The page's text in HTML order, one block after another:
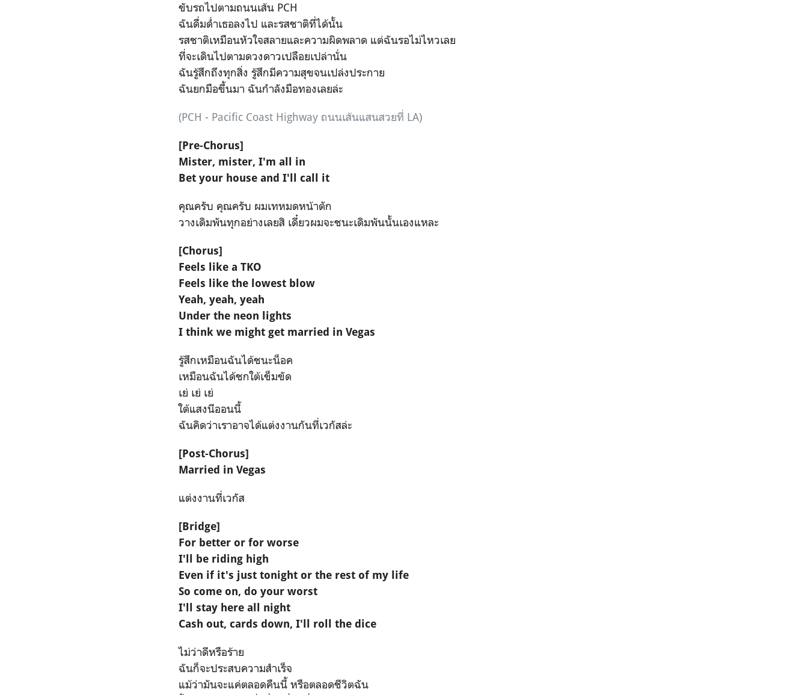
ขับรถไปตามถนนเส้น PCH
ฉันดื่มด่ำเธอลงไป และรสชาติที่ได้นั้น
รสชาติเหมือนหัวใจสลายและความผิดพลาด แต่ฉันรอไม่ไหวเลย
ที่จะเดินไปตามดวงดาวเปลือยเปล่านั่น
ฉันรู้สึกถึงทุกสิ่ง รู้สึกมีความสุขจนเปล่งประกาย
ฉันยกมือขึ้นมา ฉันกำลังมือทองเลยล่ะ
(PCH - Pacific Coast Highway ถนนเส้นแสนสวยที่ LA)
[Pre-Chorus]
Mister, mister, I'm all in
Bet your house and I'll call it
คุณครับ คุณครับ ผมเทหมดหน้าตัก
วางเดิมพันทุกอย่างเลยสิ เดี๋ยวผมจะชนะเดิมพันนั้นเองแหละ
[Chorus]
Feels like a TKO
Feels like the lowest blow
Yeah, yeah, yeah
Under the neon lights
I think we might get married in Vegas
รู้สึกเหมือนฉันได้ชนะน็อค
เหมือนฉันได้ชกใต้เข็มขัด
เย่ เย่ เย่
ใต้แสงนีออนนี้
ฉันคิดว่าเราอาจได้แต่งงานกันที่เวกัสล่ะ
[Post-Chorus]
Married in Vegas
แต่งงานที่เวกัส
[Bridge]
For better or for worse
I'll be riding high
Even if it's just tonight or the rest of my life
So come on, do your worst
I'll stay here all night
Cash out, cards down, I'll roll the dice
ไม่ว่าดีหรือร้าย
ฉันก็จะประสบความสำเร็จ
แม้ว่ามันจะแค่ตลอดคืนนี้ หรือตลอดชีวิตฉัน